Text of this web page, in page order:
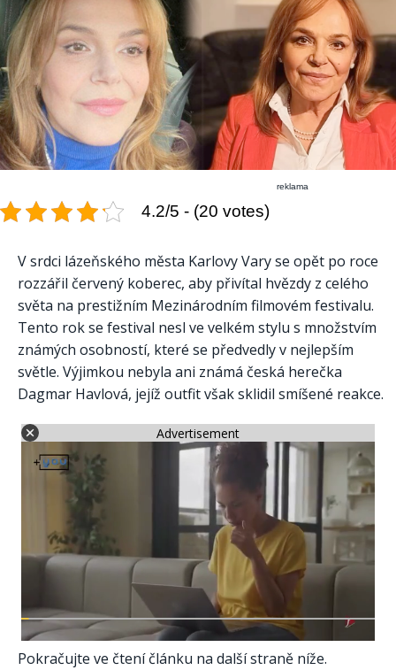
reklama
4.2/5 - (20 votes)
V srdci lázeňského města Karlovy Vary se opět po roce
rozzářil červený koberec, aby přivítal hvězdy z celého
světa na prestižním Mezinárodním filmovém festivalu.
Tento rok se festival nesl ve velkém stylu s množstvím
známých osobností, které se předvedly v nejlepším
světle. Výjimkou nebyla ani známá česká herečka
Dagmar Havlová, jejíž outfit však sklidil smíšené reakce.
Advertisement
Pokračujte ve čtení článku na další straně níže.